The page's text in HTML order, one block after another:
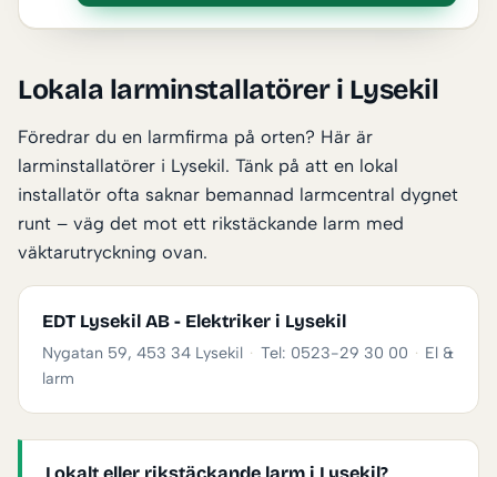
Lokala larminstallatörer i Lysekil
Föredrar du en larmfirma på orten? Här är
larminstallatörer i Lysekil. Tänk på att en lokal
installatör ofta saknar bemannad larmcentral dygnet
runt – väg det mot ett rikstäckande larm med
väktarutryckning ovan.
EDT Lysekil AB - Elektriker i Lysekil
Nygatan 59, 453 34 Lysekil · Tel: 0523-29 30 00 · El &
larm